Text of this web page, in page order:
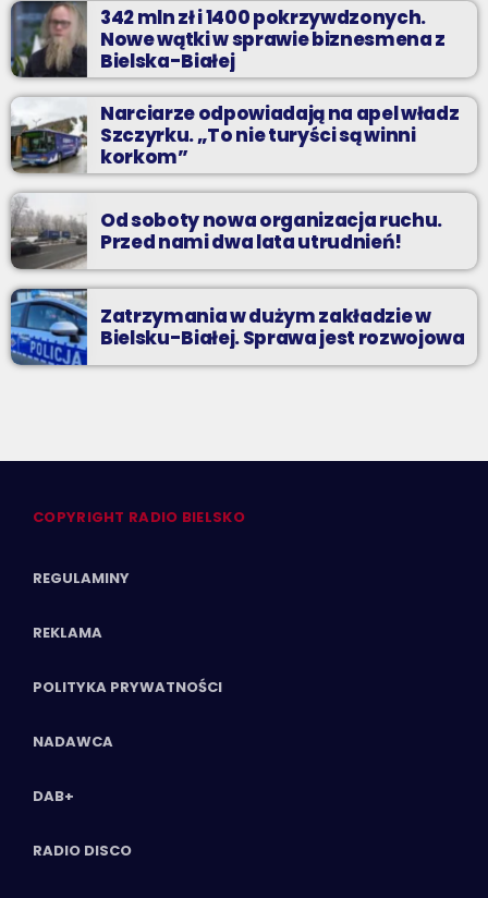
342 mln zł i 1400 pokrzywdzonych.
Nowe wątki w sprawie biznesmena z
Bielska-Białej
Narciarze odpowiadają na apel władz
Szczyrku. „To nie turyści są winni
korkom”
Od soboty nowa organizacja ruchu.
Przed nami dwa lata utrudnień!
Zatrzymania w dużym zakładzie w
Bielsku-Białej. Sprawa jest rozwojowa
COPYRIGHT RADIO BIELSKO
REGULAMINY
REKLAMA
POLITYKA PRYWATNOŚCI
NADAWCA
DAB+
RADIO DISCO